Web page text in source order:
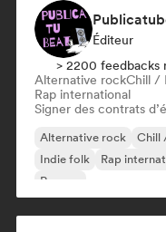
Éditeur
> 2200 feedbacks
Alternative rockChill /
Rap international
Signer des contrats
Alternative rock Chill
Indie folk
Rap
Reggae